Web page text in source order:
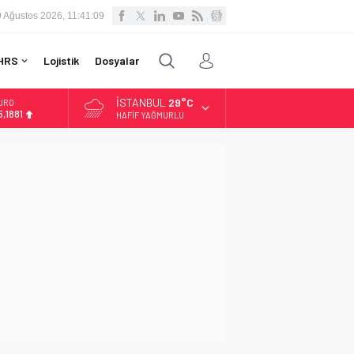
Ağustos 2026, 11:41:10
Lojistik Dosyalar
İSTANBUL 29°C
HAFIF YAĞMURLU